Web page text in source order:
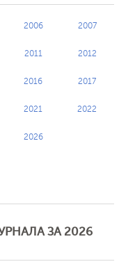
2006 2007
2011 2012
2016 2017
2021 2022
2026
ЗА 2026